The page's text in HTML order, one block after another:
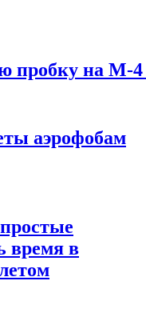
пробку на М-
аэрофобам
время в